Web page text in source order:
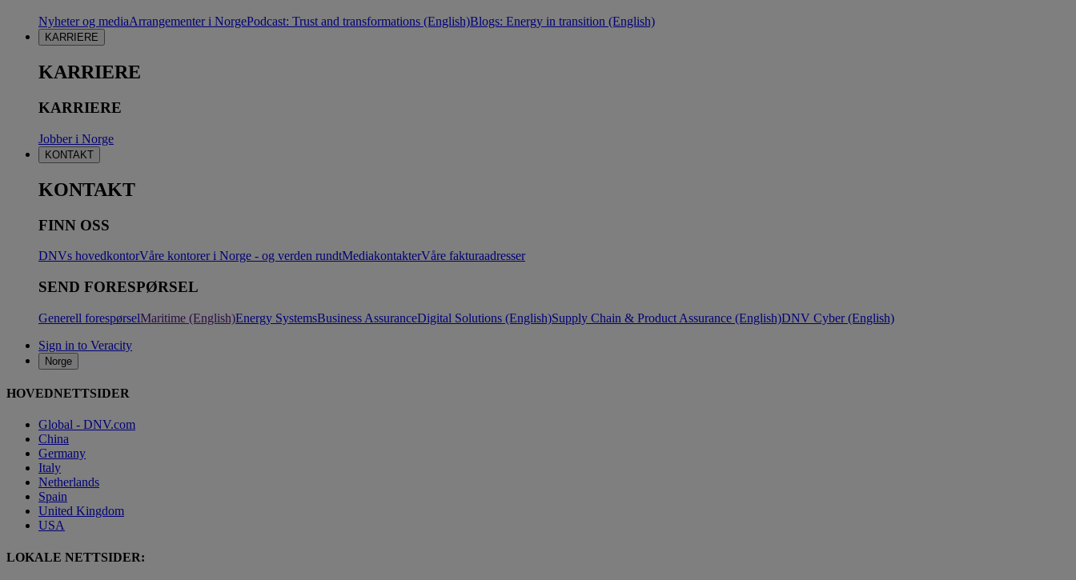
Nyheter og mediaArrangementer i NorgePodcast: Trust and transformations (English)Blogs: Energy in transition (English)
KARRIERE
KARRIERE
KARRIERE
Jobber i Norge
KONTAKT
KONTAKT
FINN OSS
DNVs hovedkontorVåre kontorer i Norge - og verden rundtMediakontakterVåre fakturaadresser
SEND FORESPØRSEL
Generell forespørselMaritime (English)Energy SystemsBusiness AssuranceDigital Solutions (English)Supply Chain & Product Assurance (English)DNV Cyber (English)
Sign in to Veracity
Norge
HOVEDNETTSIDER
Global - DNV.com
China
Germany
Italy
Netherlands
Spain
United Kingdom
USA
LOKALE NETTSIDER: